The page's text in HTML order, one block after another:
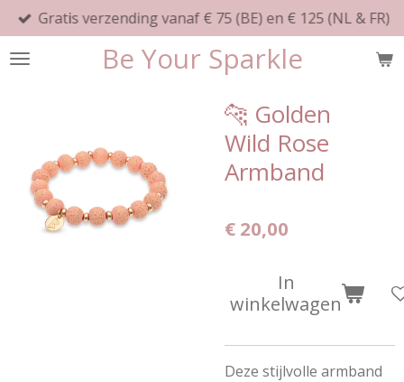
Ga
direct
naar
Be Your Sparkle
Gratis verzending vanaf € 75 (BE) en € 125 (NL & FR)
🐆 Golden
Wild Rose
Armband
€ 20,00
In
winkelwagen
Deze stijlvolle armband